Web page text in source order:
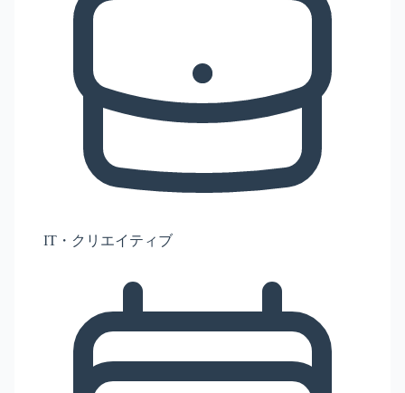
IT・クリエイティブ